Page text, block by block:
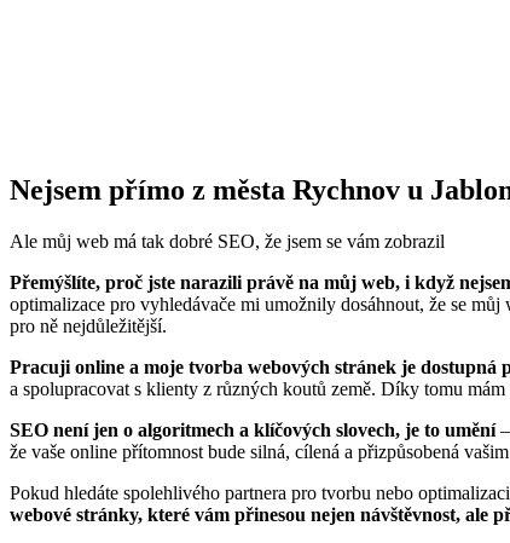
Nejsem přímo z města Rychnov u
Ale můj web má tak dobré SEO, že jsem se vám zobrazil
Přemýšlíte, proč jste narazili právě na můj web, i když
optimalizace pro vyhledávače mi umožnily dosáhnout, že se
pro ně nejdůležitější.
Pracuji online a moje tvorba webových stránek je dostupná
a spolupracovat s klienty z různých koutů země. Díky tomu
SEO není jen o algoritmech a klíčových slovech, je to umění–
že vaše online přítomnost bude silná, cílená a přizpůsobená
Pokud hledáte spolehlivého partnera pro tvorbu nebo
webové stránky, které vám přinesou nejen návštěvnost, ale